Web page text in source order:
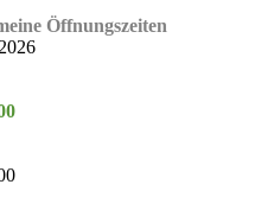
Öffnungszeiten